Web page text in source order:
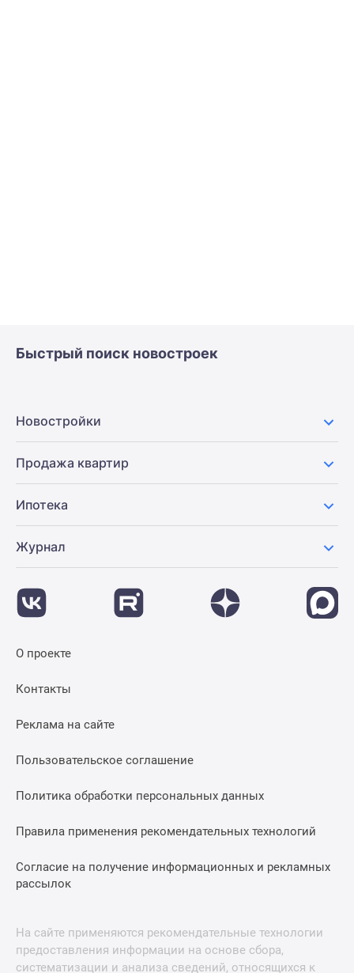
Быстрый поиск новостроек
Новостройки
Продажа квартир
Ипотека
Журнал
О проекте
Контакты
Реклама на сайте
Пользовательское соглашение
Политика обработки персональных данных
Правила применения рекомендательных технологий
Согласие на получение информационных и рекламных
рассылок
На сайте применяются рекомендательные технологии
предоставления информации на основе сбора,
систематизации и анализа сведений, относящихся к